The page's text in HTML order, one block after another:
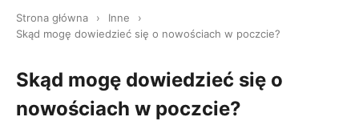
Strona główna
Inne
Skąd mogę dowiedzieć się o nowościach w poczcie?
Skąd mogę dowiedzieć się o
nowościach w poczcie?